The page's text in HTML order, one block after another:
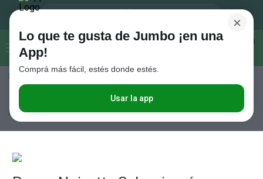
Buscar...
Seleccioná el método de entrega
×
Lo que te gusta de Jumbo ¡en una
App!
Comprá más fácil, estés donde estés.
Usar la app
Papas Noisette Sabor jamón y queso 600 Grs
Mc Cain
Términos más buscados
.
Galletitas